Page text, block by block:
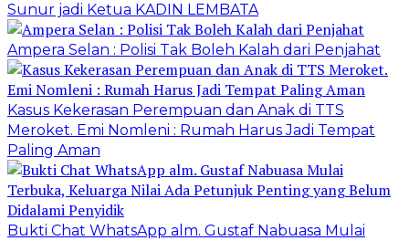
Sunur jadi Ketua KADIN LEMBATA
Ampera Selan : Polisi Tak Boleh Kalah dari Penjahat
Kasus Kekerasan Perempuan dan Anak di TTS
Meroket. Emi Nomleni : Rumah Harus Jadi Tempat
Paling Aman
Bukti Chat WhatsApp alm. Gustaf Nabuasa Mulai